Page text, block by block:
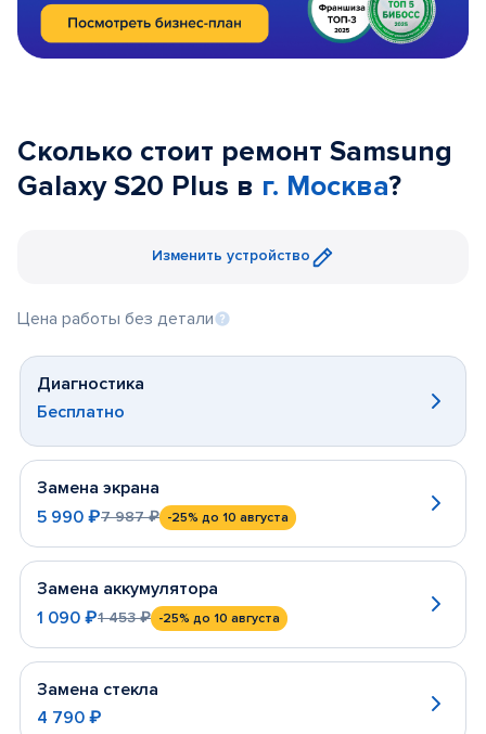
Сколько стоит ремонт Samsung
Galaxy S20 Plus в г. Москва?
Изменить устройство
Цена работы без детали
Диагностика
Бесплатно
Замена экрана
5 990 ₽7 987 ₽ -25% до 10 августа
Замена аккумулятора
1 090 ₽1 453 ₽ -25% до 10 августа
Замена стекла
4 790 ₽